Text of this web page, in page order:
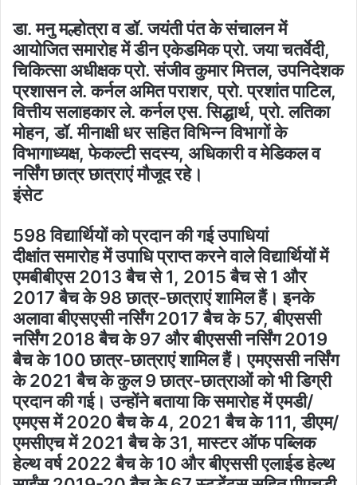
डा. मनु मल्होत्रा व डॉ. जयंती पंत के संचालन में
आयोजित समारोह में डीन एकेडमिक प्रो. जया चतर्वेदी,
चिकित्सा अधीक्षक प्रो. संजीव कुमार मित्तल, उपनिदेशक
प्रशासन ले. कर्नल अमित पराशर, प्रो. प्रशांत पाटिल,
वित्तीय सलाहकार ले. कर्नल एस. सिद्धार्थ, प्रो. लतिका
मोहन, डॉ. मीनाक्षी धर सहित विभिन्न विभागों के
विभागाध्यक्ष, फेकल्टी सदस्य, अधिकारी व मेडिकल व
नर्सिंग छात्र छात्राएं मौजूद रहे।
इंसेट
598 विद्यार्थियों को प्रदान की गई उपाधियां
दीक्षांत समारोह में उपाधि प्राप्त करने वाले विद्यार्थियों में
एमबीबीएस 2013 बैच से 1, 2015 बैच से 1 और
2017 बैच के 98 छात्र-छात्राएं शामिल हैं। इनके
अलावा बीएसएसी नर्सिंग 2017 बैच के 57, बीएससी
नर्सिंग 2018 बैच के 97 और बीएससी नर्सिंग 2019
बैच के 100 छात्र-छात्राएं शामिल हैं। एमएससी नर्सिंग
के 2021 बैच के कुल 9 छात्र-छात्राओं को भी डिग्री
प्रदान की गई। उन्होंने बताया कि समारोह में एमडी/
एमएस में 2020 बैच के 4, 2021 बैच के 111, डीएम/
एमसीएच में 2021 बैच के 31, मास्टर ऑफ पब्लिक
हेल्थ वर्ष 2022 बैच के 10 और बीएससी एलाईड हेल्थ